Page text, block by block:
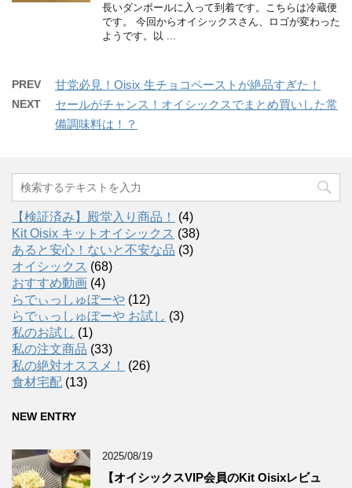
長いダンボールに入って到着です。こちらは冷蔵便
です。 今回からオイシックスさん、ロゴが変わった
ようです。以 ...
PREV 甘党必見！Oisix 生チョコペーストが絶品すぎた！
NEXT
セールがチャンス！オイシックスでまとめ買いした常
備調味料は！？
【検証済み】殿堂入り商品！
(4)
Kit Oisix キットオイシックス (38)
あると安心！ないと不安な品 (3)
オイシックス (68)
おすすめ動画 (4)
らでぃっしゅぼーや (12)
らでぃっしゅぼーや お試し (3)
私のお試し (1)
私の注文商品 (33)
私の絶対オススメ！
(26)
食材宅配 (13)
NEW ENTRY
2025/08/19
【オイシックスVIP会員のKit Oisixレビュ